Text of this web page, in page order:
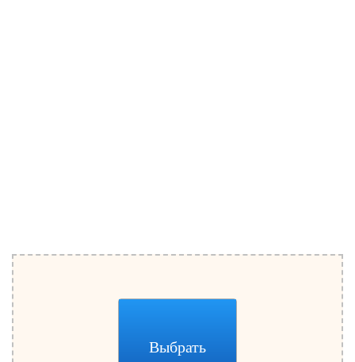
Выбрать